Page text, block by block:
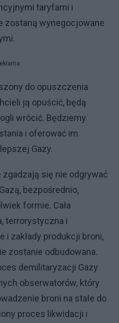
taryfami i
zostaną wynegocjowane
do opuszczenia
ją opuścić, będą
wrócić. Będziemy
i oferować im
Gazy.
się nie odgrywać
bezpośrednio,
formie. Cała
terrorystyczna i
i zakłady produkcji broni,
zostanie odbudowana.
demilitaryzacji Gazy
obserwatorów, który
broni na stałe do
proces likwidacji i